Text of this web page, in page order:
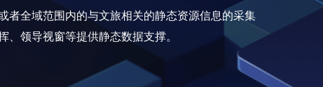
者全域范围内的与文旅相关的静态资源信息的采集
领导视窗等提供静态数据支撑。